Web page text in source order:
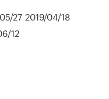
27 2019/04/18
12